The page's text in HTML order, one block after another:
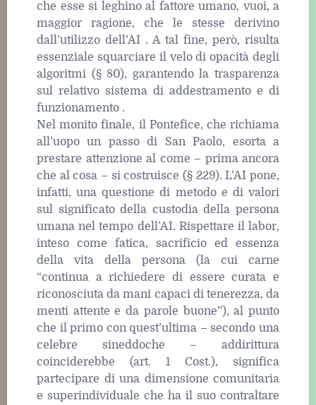
che esse si leghino al fattore umano, vuoi, a
maggior ragione, che le stesse derivino
dall’utilizzo dell’AI . A tal fine, però, risulta
essenziale squarciare il velo di opacità degli
algoritmi (§ 80), garantendo la trasparenza
sul relativo sistema di addestramento e di
funzionamento .
Nel monito finale, il Pontefice, che richiama
all’uopo un passo di San Paolo, esorta a
prestare attenzione al come – prima ancora
che al cosa – si costruisce (§ 229). L’AI pone,
infatti, una questione di metodo e di valori
sul significato della custodia della persona
umana nel tempo dell’AI. Rispettare il labor,
inteso come fatica, sacrificio ed essenza
della vita della persona (la cui carne
“continua a richiedere di essere curata e
riconosciuta da mani capaci di tenerezza, da
menti attente e da parole buone”), al punto
che il primo con quest’ultima – secondo una
celebre sineddoche – addirittura
coinciderebbe (art. 1 Cost.), significa
partecipare di una dimensione comunitaria
e superindividuale che ha il suo contraltare